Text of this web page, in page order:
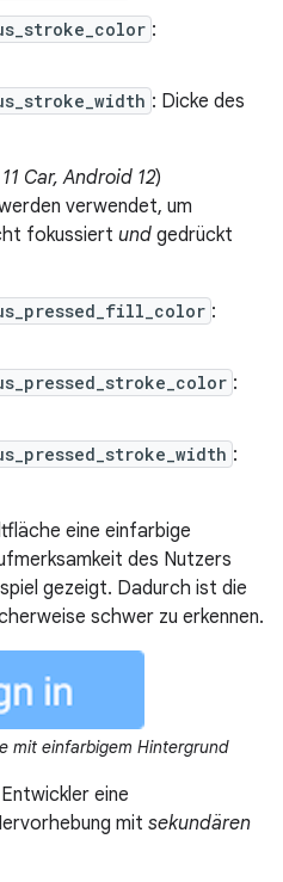
:
: Dicke des
Car, Android 12)
verwendet, um
fokussiert und gedrückt
:
:
:
eine einfarbige
des Nutzers
gezeigt. Dadurch ist die
schwer zu erkennen.
mit einfarbigem Hintergrund
eine
mit sekundären